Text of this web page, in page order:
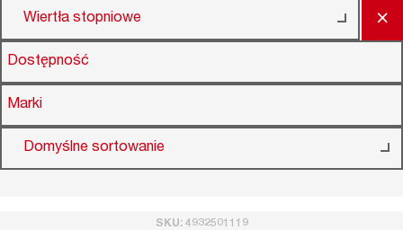
Wiertła stopniowe ×
Dostępność
Marki
Domyślne sortowanie
SKU: 4932501119